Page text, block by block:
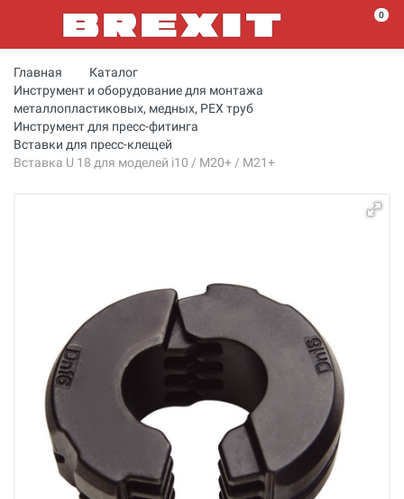
0
Главная
Каталог
Инструмент и оборудование для монтажа
металлопластиковых, медных, PEX труб
Инструмент для пресс-фитинга
Вставки для пресс-клещей
Вставка U 18 для моделей i10 / M20+ / M21+